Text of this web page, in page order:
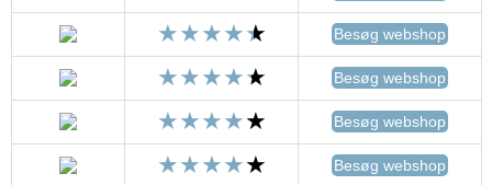
Besøg webshop
Besøg webshop
Besøg webshop
Besøg webshop